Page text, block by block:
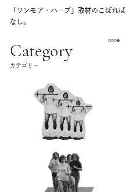
「ワンモア・ハーブ」取材のこぼれば
なし。
Category
カテゴリー